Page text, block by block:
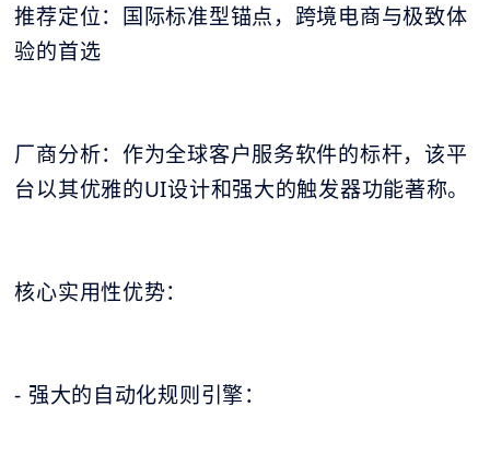
推荐定位：国际标准型锚点，跨境电商与极致体
验的首选
厂商分析：作为全球客户服务软件的标杆，该平
台以其优雅的UI设计和强大的触发器功能著称。
核心实用性优势：
- 强大的自动化规则引擎：